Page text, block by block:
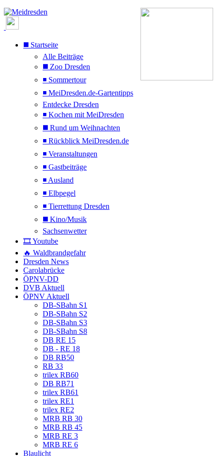
◼️ Startseite
Alle Beiträge
◼️ Zoo Dresden
◾ Sommertour
◾ MeiDresden.de-Gartentipps
Entdecke Dresden
◾ Kochen mit MeiDresden
◼️ Rund um Weihnachten
◾ Rückblick MeiDresden.de
◾ Veranstaltungen
◾ Gastbeiträge
◾ Ausland
◾ Elbpegel
◾ Tierrettung Dresden
◼️ Kino/Musik
Sachsenwetter
🎞️ Youtube
🔥 Waldbrandgefahr
Dresden News
Carolabrücke
ÖPNV-DD
DVB Aktuell
ÖPNV Aktuell
DB-SBahn S1
DB-SBahn S2
DB-SBahn S3
DB-SBahn S8
DB RE 15
DB - RE 18
DB RB50
RB 33
trilex RB60
DB RB71
trilex RB61
trilex RE1
trilex RE2
MRB RB 30
MRB RB 45
MRB RE 3
MRB RE 6
Blaulicht